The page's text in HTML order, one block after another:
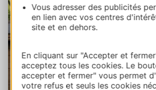
Vous adresser des publicités
en lien avec vos centres
site et en dehors.
En cliquant sur "Accepter et
acceptez tous les cookies. Le
accepter et fermer" vous permet
votre refus et seuls les cookies